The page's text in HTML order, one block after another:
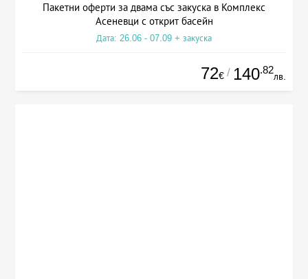
Пакетни оферти за двама със закуска в Комплекс
Асеневци с открит басейн
Дата: 26.06 - 07.09 + закуска
72€ / 140.82
лв.